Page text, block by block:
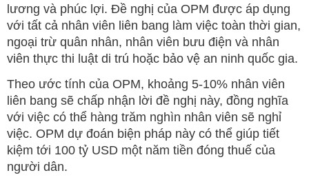
lương và phúc lợi. Đề nghị của OPM được áp dụng
với tất cả nhân viên liên bang làm việc toàn thời gian,
ngoại trừ quân nhân, nhân viên bưu điện và nhân
viên thực thi luật di trú hoặc bảo vệ an ninh quốc gia.
Theo ước tính của OPM, khoảng 5-10% nhân viên
liên bang sẽ chấp nhận lời đề nghị này, đồng nghĩa
với việc có thể hàng trăm nghìn nhân viên sẽ nghỉ
việc. OPM dự đoán biện pháp này có thể giúp tiết
kiệm tới 100 tỷ USD một năm tiền đóng thuế của
người dân.